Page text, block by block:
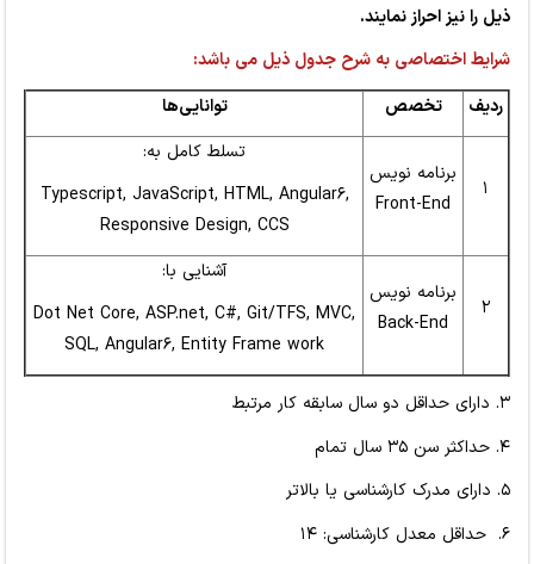
ذیل را نیز احراز نمایند.
شرایط اختصاصی به شرح جدول ذیل می باشد:
ردیف
تخصص توانایی‌ها
۱
برنامه نویس
Front-End
تسلط کامل به:
Typescript, JavaScript, HTML, Angular۶,
Responsive Design, CCS
۲
برنامه نویس
Back-End
آشنایی با:
Dot Net Core, ASP.net, C#, Git/TFS, MVC,
SQL, Angular۶, Entity Frame work
۳. دارای حداقل دو سال سابقه کار مرتبط
۴. حداکثر سن ۳۵ سال تمام
۵. دارای مدرک کارشناسی یا بالاتر
۶. حداقل معدل کارشناسی: ۱۴